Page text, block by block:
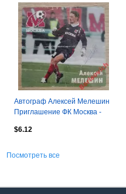
Автограф Алексей Мелешин
Приглашение ФК Москва -
2006
$6.12
Посмотреть все